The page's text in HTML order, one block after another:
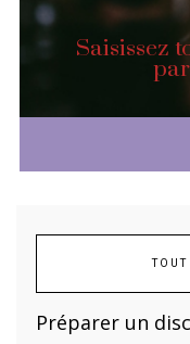
Saisissez
TOUT
Préparer un